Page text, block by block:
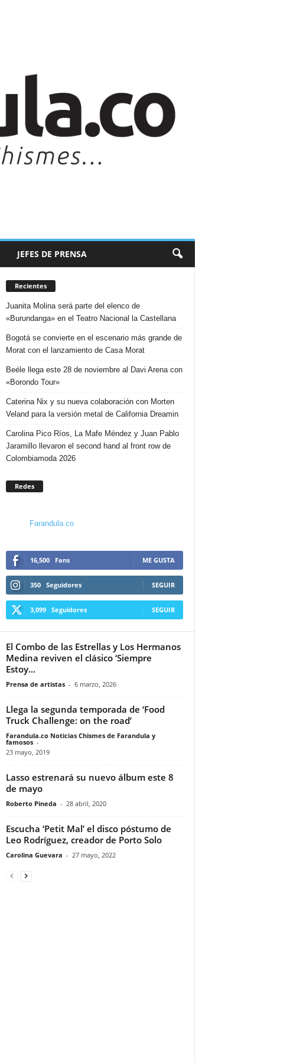
JEFES DE PRENSA
Recientes
Juanita Molina será parte del elenco de
«Burundanga» en el Teatro Nacional la Castellana
Bogotá se convierte en el escenario más grande de
Morat con el lanzamiento de Casa Morat
Beéle llega este 28 de noviembre al Davi Arena con
«Borondo Tour»
Caterina Nix y su nueva colaboración con Morten
Veland para la versión metal de California Dreamin
Carolina Pico Ríos, La Mafe Méndez y Juan Pablo
Jaramillo llevaron el second hand al front row de
Colombiamoda 2026
Redes
Farandula.co
16,500 Fans ME GUSTA
350 Seguidores SEGUIR
3,099 Seguidores SEGUIR
El Combo de las Estrellas y Los Hermanos
Medina reviven el clásico ‘Siempre
Estoy...
Prensa de artistas - 6 marzo, 2026
Llega la segunda temporada de ‘Food
Truck Challenge: on the road’
Farandula.co Noticias Chismes de Farandula y
famosos -
23 mayo, 2019
Lasso estrenará su nuevo álbum este 8
de mayo
Roberto Pineda - 28 abril, 2020
Escucha ‘Petit Mal’ el disco póstumo de
Leo Rodríguez, creador de Porto Solo
Carolina Guevara - 27 mayo, 2022